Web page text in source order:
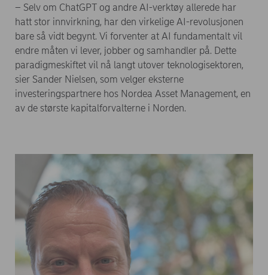
– Selv om ChatGPT og andre AI-verktøy allerede har
hatt stor innvirkning, har den virkelige AI-revolusjonen
bare så vidt begynt. Vi forventer at AI fundamentalt vil
endre måten vi lever, jobber og samhandler på. Dette
paradigmeskiftet vil nå langt utover teknologisektoren,
sier Sander Nielsen, som velger eksterne
investeringspartnere hos Nordea Asset Management, en
av de største kapitalforvalterne i Norden.